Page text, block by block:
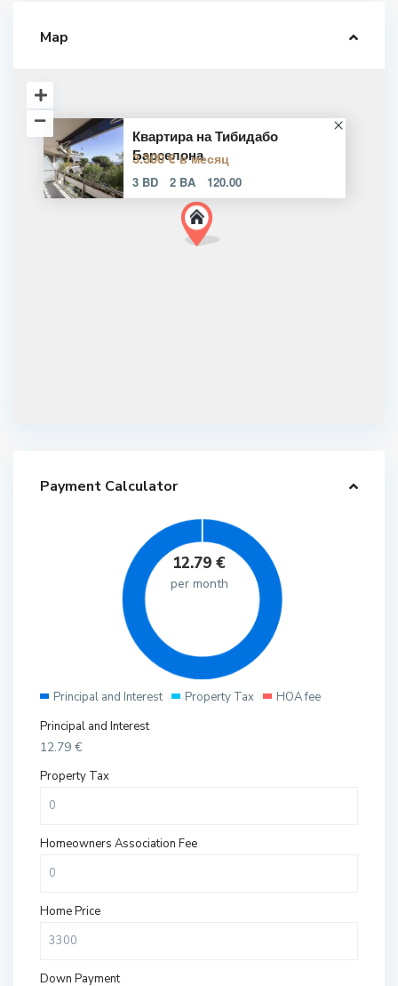
Map
Квартира на Тибидабо
Барселона
3.300 € в месяц
3 BD 2 BA 120.00
Payment Calculator
12.79 €
per month
Principal and Interest Property Tax
HOA fee
Principal and Interest
12.79 €
Property Tax
Homeowners Association Fee
Home Price
Down Payment